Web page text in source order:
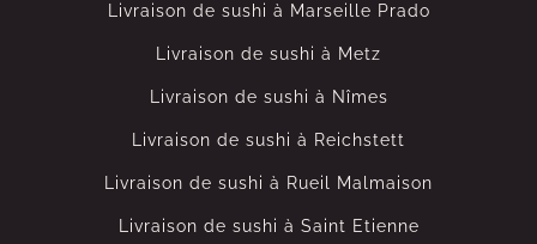
Livraison de sushi à Marseille Prado
Livraison de sushi à Metz
Livraison de sushi à Nîmes
Livraison de sushi à Reichstett
Livraison de sushi à Rueil Malmaison
Livraison de sushi à Saint Etienne